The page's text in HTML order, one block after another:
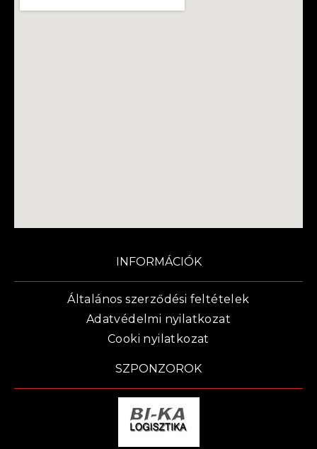
INFORMÁCIÓK
Általános szerződési feltételek
Adatvédelmi nyilatkozat
Cooki nyilatkozat
SZPONZOROK